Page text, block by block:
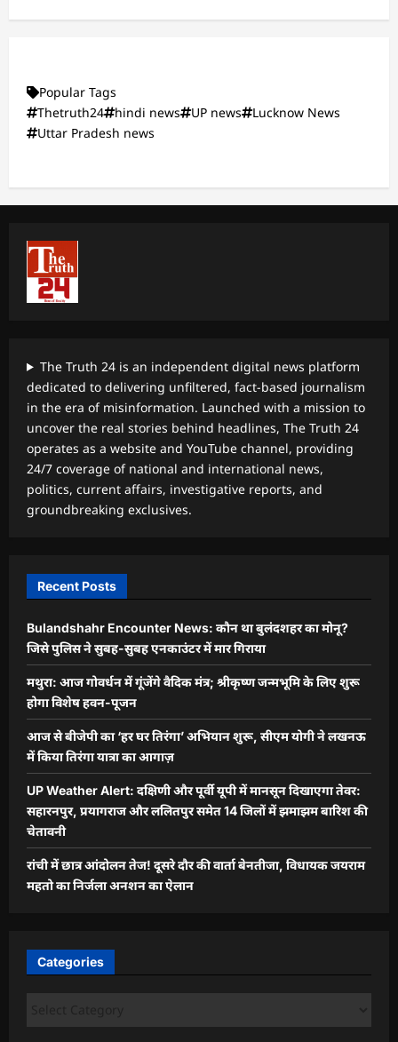
Popular Tags
Thetruth24
hindi news UP news
Lucknow News
Uttar Pradesh news
The Truth 24 is an independent digital news platform
dedicated to delivering unfiltered, fact-based journalism
in the era of misinformation. Launched with a mission to
uncover the real stories behind headlines, The Truth 24
operates as a website and YouTube channel, providing
24/7 coverage of national and international news,
politics, current affairs, investigative reports, and
groundbreaking exclusives.
Recent Posts
Bulandshahr Encounter News: कौन था बुलंदशहर का मोनू?
जिसे पुलिस ने सुबह-सुबह एनकाउंटर में मार गिराया
मथुरा: आज गोवर्धन में गूंजेंगे वैदिक मंत्र; श्रीकृष्ण जन्मभूमि के लिए शुरू
होगा विशेष हवन-पूजन
आज से बीजेपी का ‘हर घर तिरंगा’ अभियान शुरू, सीएम योगी ने लखनऊ
में किया तिरंगा यात्रा का आगाज़
UP Weather Alert: दक्षिणी और पूर्वी यूपी में मानसून दिखाएगा तेवर:
सहारनपुर, प्रयागराज और ललितपुर समेत 14 जिलों में झमाझम बारिश की
चेतावनी
रांची में छात्र आंदोलन तेज! दूसरे दौर की वार्ता बेनतीजा, विधायक जयराम
महतो का निर्जला अनशन का ऐलान
Categories